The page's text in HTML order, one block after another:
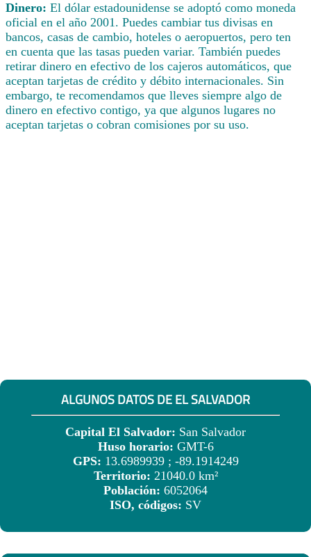
Dinero: El dólar estadounidense se adoptó como moneda
oficial en el año 2001. Puedes cambiar tus divisas en
bancos, casas de cambio, hoteles o aeropuertos, pero ten
en cuenta que las tasas pueden variar. También puedes
retirar dinero en efectivo de los cajeros automáticos, que
aceptan tarjetas de crédito y débito internacionales. Sin
embargo, te recomendamos que lleves siempre algo de
dinero en efectivo contigo, ya que algunos lugares no
aceptan tarjetas o cobran comisiones por su uso.
ALGUNOS DATOS DE EL SALVADOR
Capital El Salvador: San Salvador
Huso horario: GMT-6
GPS: 13.6989939 ; -89.1914249
Territorio: 21040.0 km²
Población: 6052064
ISO, códigos: SV